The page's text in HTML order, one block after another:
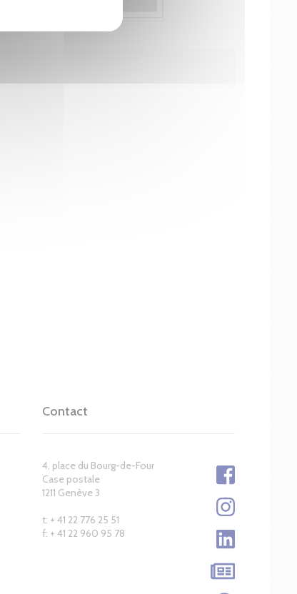
Contact
4, place du Bourg-de-Four
Case postale
1211 Genève 3
t: + 41 22 776 25 51
f: + 41 22 960 95 78